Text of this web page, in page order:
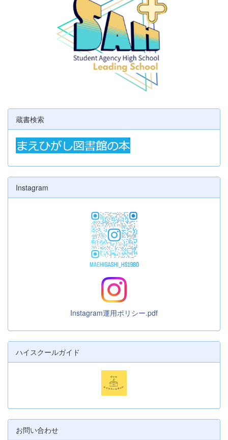
蔵書検索
Instagram
Instagram運用ポリシー.pdf
ハイスクールガイド
お問い合わせ